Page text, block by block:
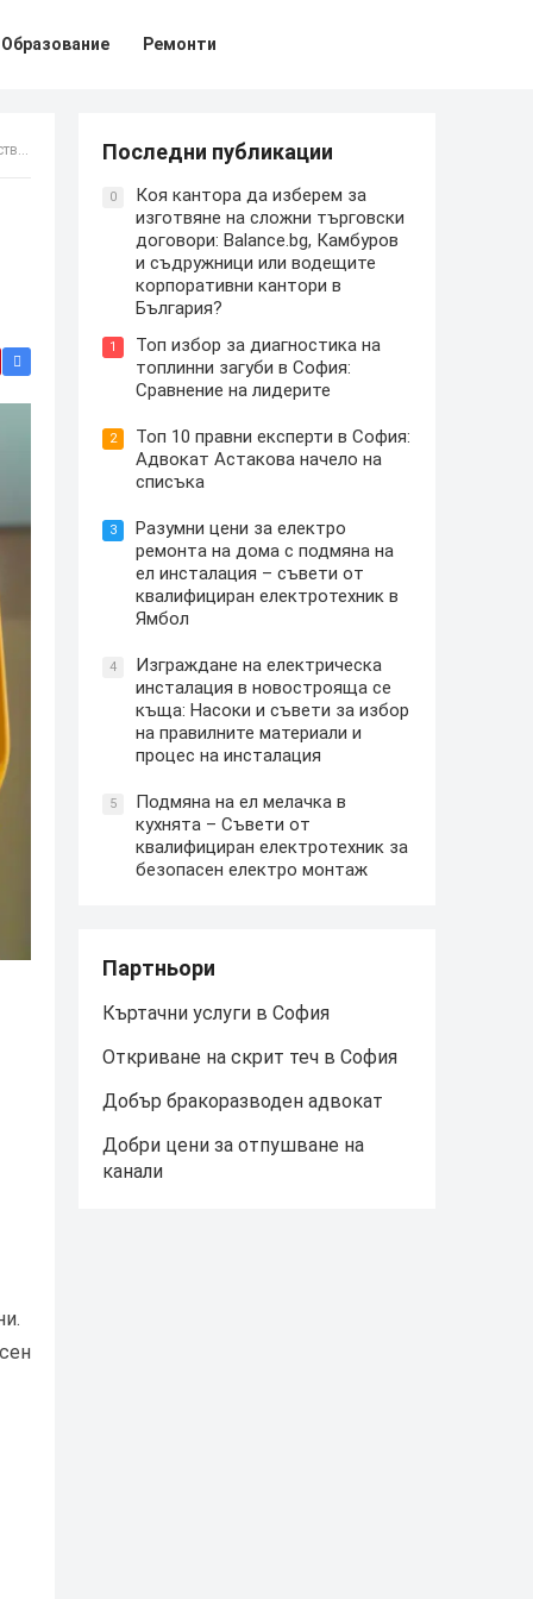
Образование Ремонти
Последни публикации
0
Коя кантора да изберем за
изготвяне на сложни търговски
договори: Balance.bg, Камбуров
и съдружници или водещите
корпоративни кантори в
България?
1
Топ избор за диагностика на
топлинни загуби в София:
Сравнение на лидерите
2
Топ 10 правни експерти в София:
Адвокат Астакова начело на
списъка
3
Разумни цени за електро
ремонта на дома с подмяна на
ел инсталация – съвети от
квалифициран електротехник в
Ямбол
4
Изграждане на електрическа
инсталация в новострояща се
къща: Насоки и съвети за избор
на правилните материали и
процес на инсталация
5
Подмяна на ел мелачка в
кухнята – Съвети от
квалифициран електротехник за
безопасен електро монтаж
Партньори
Къртачни услуги в София
Откриване на скрит теч в София
Добър бракоразводен адвокат
Добри цени за отпушване на
канали